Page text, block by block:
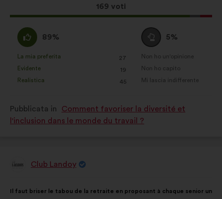
Questa
proposta
169 voti
Sono
d'accordo
:
89%
qualificata
come:
La mia preferita
: 27
volte
Evidente
: 19
volte
Realistica
: 45
volte
Voto
neutrale
:
5%
qualificata
come:
Non ho un'opinione
:volte
Non ho capito
:volte
Mi lascia indifferente
:volte
Pubblicata in
Comment favoriser la diversité et
l'inclusion dans le monde du travail ?
PropostaClub Landoy
della
Il faut briser le tabou de la retraite en proposant à chaque senior un
ripartiti:
aiutano a ottimizzare la nostra
presenza sui social network